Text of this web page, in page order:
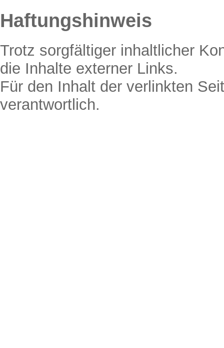
Haftungshinweis
Trotz sorgfältiger inhaltlicher
die Inhalte externer Links.
Für den Inhalt der verlinkten
verantwortlich.